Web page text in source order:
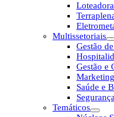
Multissetoriais
Gestão
Gestão e
Marketing
Saúde e
Temáticos